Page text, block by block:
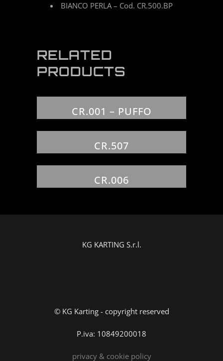
BIANCO PERLA – Cod. CR.500.BP
RELATED
PRODUCTS
CR.001 – PUFFO
CR.507
CR.006
KG KARTING S.r.l.
© KG Karting - copyright reserved
P.iva: 10849200018
privacy & cookie policy